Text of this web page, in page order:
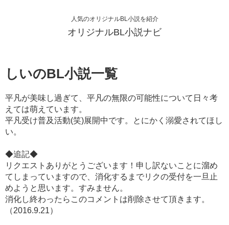
人気のオリジナルBL小説を紹介
オリジナルBL小説ナビ
しいのBL小説一覧
平凡が美味し過ぎて、平凡の無限の可能性について日々考
えては萌えています。
平凡受け普及活動(笑)展開中です。とにかく溺愛されてほし
い。
◆追記◆
リクエストありがとうございます！申し訳ないことに溜め
てしまっていますので、消化するまでリクの受付を一旦止
めようと思います。すみません。
消化し終わったらこのコメントは削除させて頂きます。
（2016.9.21）